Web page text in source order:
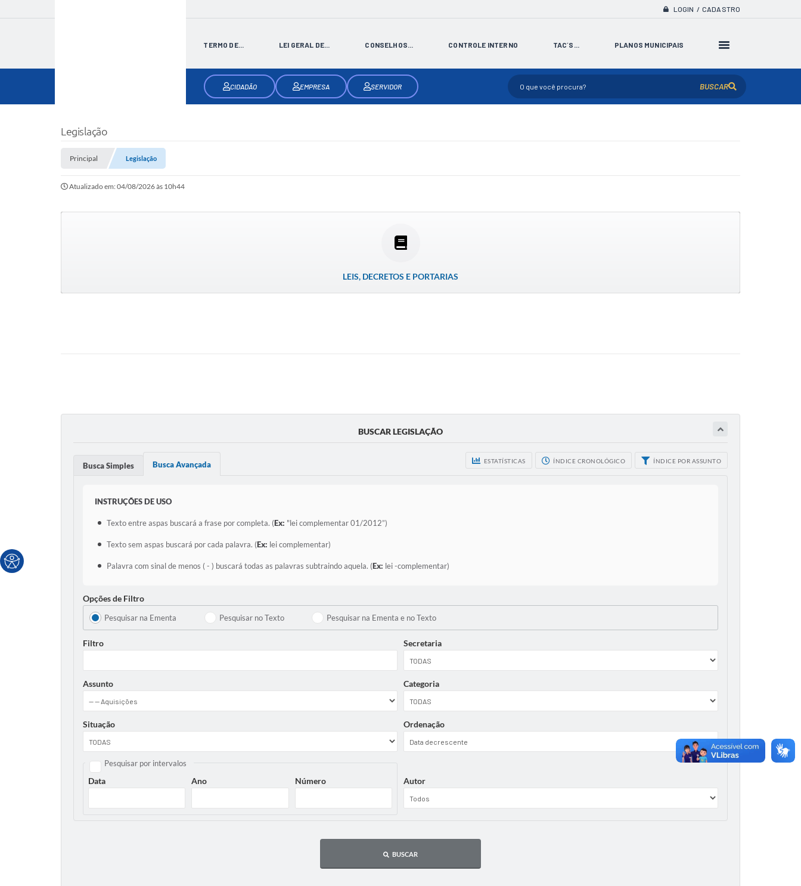
LOGIN / CADASTRO
TERMO DE... LEI GERAL DE... CONSELHOS... CONTROLE INTERNO TAC´S... PLANOS MUNICIPAIS
CIDADÃO EMPRESA SERVIDOR BUSCAR
Legislação
Principal Legislação
Atualizado em: 04/08/2026 às 10h44
LEIS, DECRETOS E PORTARIAS
BUSCAR LEGISLAÇÃO
ESTATÍSTICAS ÍNDICE CRONOLÓGICO ÍNDICE POR ASSUNTO
Busca Simples Busca Avançada
INSTRUÇÕES DE USO
Texto entre aspas buscará a frase por completa. (Ex: "lei complementar 01/2012”)
Texto sem aspas buscará por cada palavra. (Ex: lei complementar)
Palavra com sinal de menos ( - ) buscará todas as palavras subtraindo aquela. (Ex: lei -complementar)
Opções de Filtro
Pesquisar na Ementa Pesquisar no Texto Pesquisar na Ementa e no Texto
Filtro Secretaria
Assunto Categoria
Situação Ordenação
Pesquisar por intervalos
Data Ano Número Autor
BUSCAR